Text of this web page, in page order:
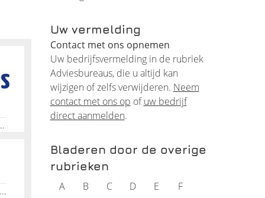
of
is
Erkende bewindvoerder, Hulp en ondersteuning bij schulden, Opstellen van spaarplannen, Langetermijnplan voor financiële zekerheid
Intergratie, Nijmwegen, Arnhem, Reintergratie, Begeleiding, Advies, Workshops, Trainingen, Coaching, Communicatie
Uw vermelding
Contact met ons opnemen
Uw bedrijfsvermelding in de rubriek
Adviesbureaus, die u altijd kan
wijzigen of zelfs verwijderen. Neem
contact met ons op ofuw bedrijf
direct aanmelden.
Bladeren door de overige
rubrieken
A B C D E
F